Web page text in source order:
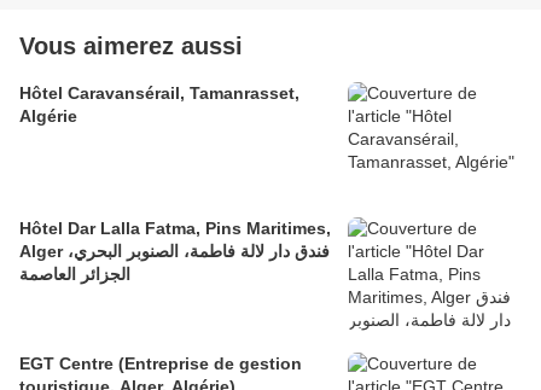
Vous aimerez aussi
Hôtel Caravansérail, Tamanrasset,
Algérie
Hôtel Dar Lalla Fatma, Pins Maritimes,
Alger فندق دار لالة فاطمة، الصنوبر البحري،
الجزائر العاصمة
EGT Centre (Entreprise de gestion